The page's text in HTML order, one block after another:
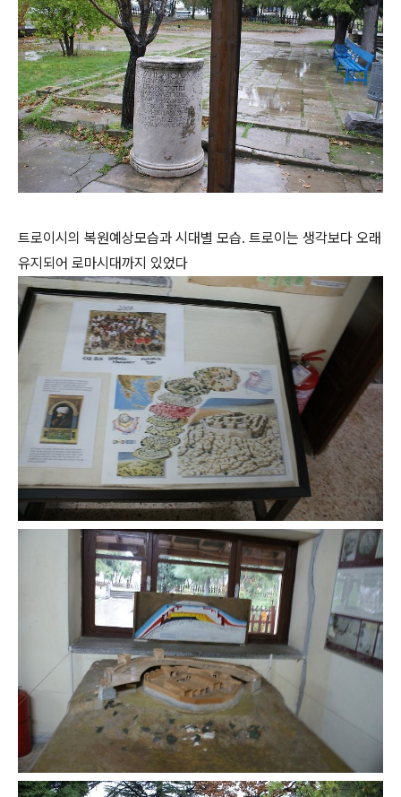
트로이시의 복원예상모습과 시대별 모습. 트로이는 생각보다 오래
유지되어 로마시대까지 있었다